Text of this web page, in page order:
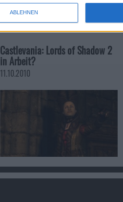
ABLEHNEN
Castlevania: Lords of Shadow 2
in Arbeit?
11.10.2010